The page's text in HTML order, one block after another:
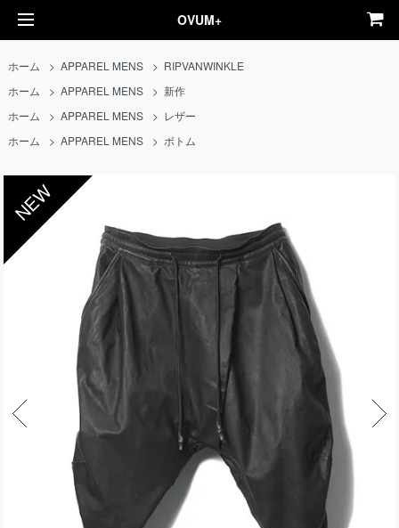
OVUM+
ホーム >APPAREL MENS > RIPVANWINKLE
ホーム
>APPAREL MENS > 新作
ホーム
>APPAREL MENS > レザー
ホーム
>APPAREL MENS > ボトム
NEW